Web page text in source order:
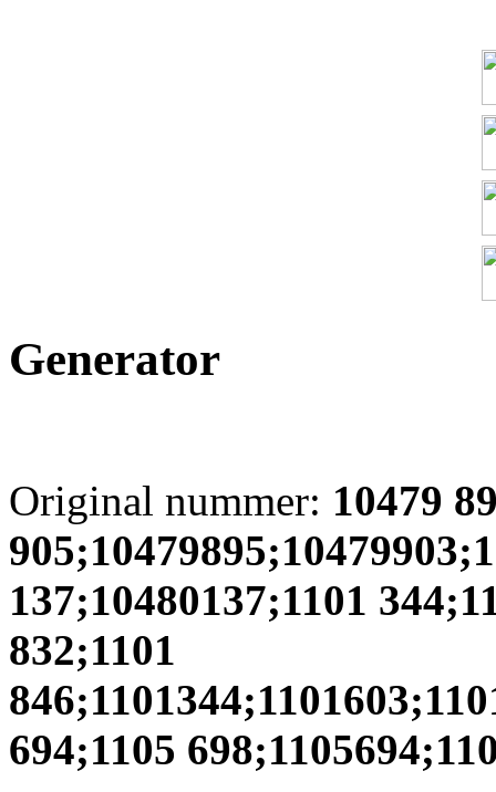
Generator
Original nummer: 10479
137;10480137;1101
832;1101
694;1105